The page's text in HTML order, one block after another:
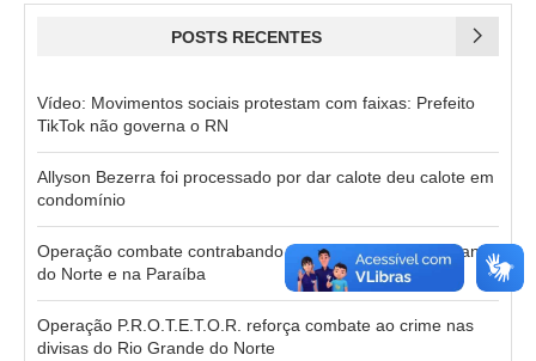
POSTS RECENTES
Vídeo: Movimentos sociais protestam com faixas: Prefeito
TikTok não governa o RN
Allyson Bezerra foi processado por dar calote deu calote em
condomínio
Operação combate contrabando e agiotagem no Rio Grande
do Norte e na Paraíba
Operação P.R.O.T.E.T.O.R. reforça combate ao crime nas
divisas do Rio Grande do Norte